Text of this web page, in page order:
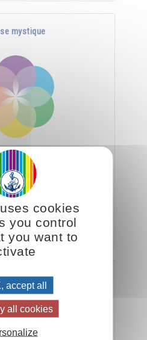
mystique
de la création du
est d'une telle harmonie
sentirez une immense
Aggiungere
séphirotique
cookies
you control
you want to
accept all
all cookies